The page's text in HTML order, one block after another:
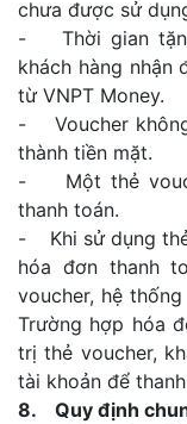
chưa được sử
- Thời gian
khách hàng nhận
từ VNPT Money.
- Voucher
thành tiền mặt.
- Một thẻ
thanh toán.
- Khi sử dụng thẻ
hóa đơn thanh
voucher, hệ
Trường hợp hóa
trị thẻ voucher,
tài khoản để
8. Quy định